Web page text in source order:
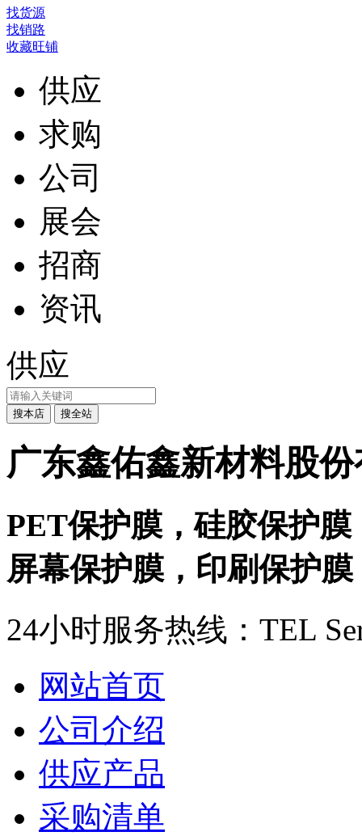
找货源
找销路
收藏旺铺
供应
求购
公司
展会
招商
资讯
供应
广东鑫佑鑫新材料股
PET保护膜，硅胶保护
屏幕保护膜，印刷保护膜
24小时服务热线： TEL
网站首页
公司介绍
供应产品
采购清单